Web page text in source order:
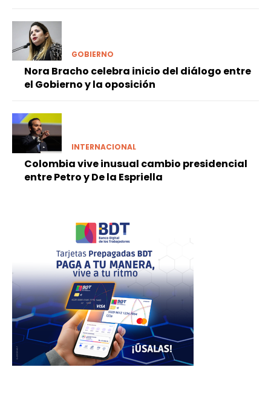
GOBIERNO
Nora Bracho celebra inicio del diálogo entre
el Gobierno y la oposición
INTERNACIONAL
Colombia vive inusual cambio presidencial
entre Petro y De la Espriella